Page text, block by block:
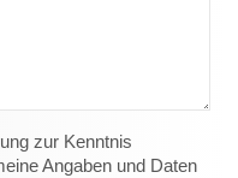
zur Kenntnis
Angaben und Daten